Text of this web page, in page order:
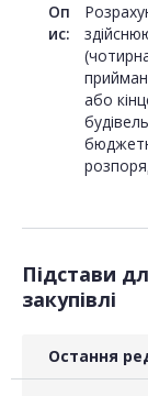
Оп
ис:
або
Підстави
закупівлі
Остання